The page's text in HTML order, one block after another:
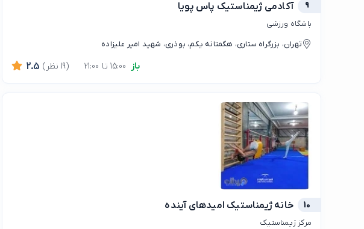
9 آکادمی ژیمناستیک پاس پویا
باشگاه ورزشی
تهران، بزرگراه ستاری، هگمتانه یکم، بوذری، شهید امیر علیزاده
باز 2.5 (19 نظر)
10 خانه ژیمناستیک امیدهای آینده
مرکز ژیمناستیک